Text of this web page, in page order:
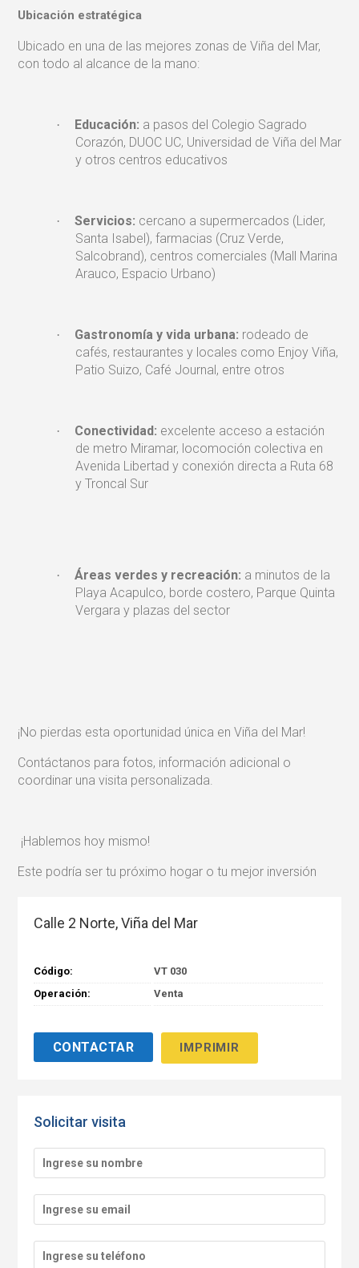
Ubicación estratégica
Ubicado en una de las mejores zonas de Viña del Mar,
con todo al alcance de la mano:
· Educación: a pasos del Colegio Sagrado
Corazón, DUOC UC, Universidad de Viña del Mar
y otros centros educativos
· Servicios: cercano a supermercados (Lider,
Santa Isabel), farmacias (Cruz Verde,
Salcobrand), centros comerciales (Mall Marina
Arauco, Espacio Urbano)
· Gastronomía y vida urbana: rodeado de
cafés, restaurantes y locales como Enjoy Viña,
Patio Suizo, Café Journal, entre otros
· Conectividad: excelente acceso a estación
de metro Miramar, locomoción colectiva en
Avenida Libertad y conexión directa a Ruta 68
y Troncal Sur
· Áreas verdes y recreación: a minutos de la
Playa Acapulco, borde costero, Parque Quinta
Vergara y plazas del sector
¡No pierdas esta oportunidad única en Viña del Mar!
Contáctanos para fotos, información adicional o
coordinar una visita personalizada.
¡Hablemos hoy mismo!
Este podría ser tu próximo hogar o tu mejor inversión
Calle 2 Norte, Viña del Mar
Código:
VT 030
Operación:
Venta
IMPRIMIR
Solicitar visita